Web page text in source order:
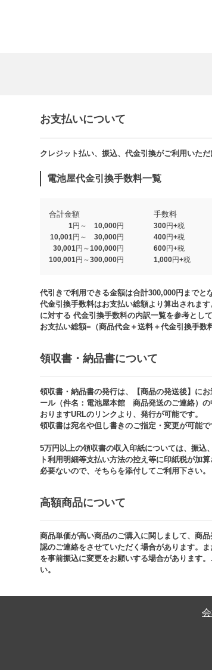
お支払いについて
クレジット払い、振込、代金引換がご利用いただ
電池屋代金引換手数料一覧
合計金額 手数料
1円～ 10,000円
300円+税
10,001円～ 30,000円
400円+税
30,001円～100,000円
600円+税
100,001円～300,000円
1,000円+税​
代引きで利用できる金額は合計300,000円までと
代金引換手数料はお支払い総額より算出されま
に対する 代金引換手数料の内訳一覧を参考として
お支払い総額=（商品代金＋送料＋代金引換手数
領収書・納品書について​
領収書・納品書の発行は、【商品の発送後】にお
ール（件名：電池屋本館 商品発送のご連絡）の
おりますURLのリンクより、発行が可能です。
領収書は宛名や但し書きのご指定・変更が可能で
5万円以上の領収書の収入印紙については、振込
ト利用明細等支払い方法の控え等に印紙税が加算
必要ないので、そちらを添付してご利用下さい。
高額商品について​
商品単価が高い商品のご購入に関しまして、商
認のご連絡をさせていただく場合があります。
を事前振込に変更をお願いする場合があります。
い。​